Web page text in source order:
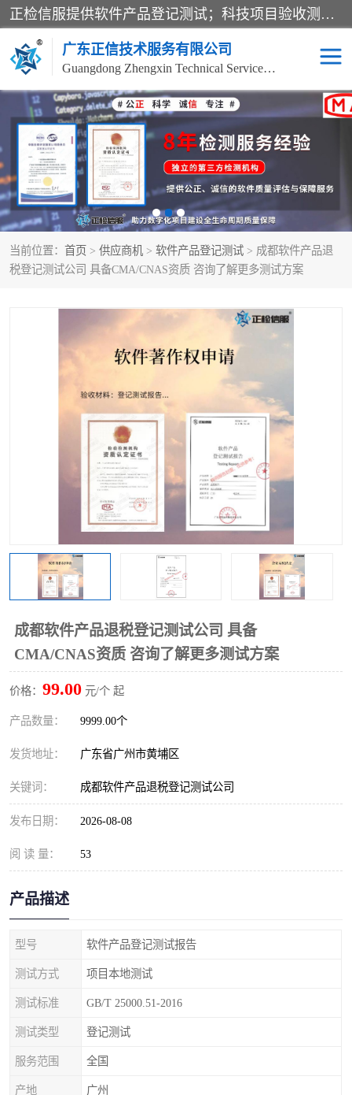
正检信服提供软件产品登记测试；科技项目验收测试；产品确认测试；功能测试；性能测试；安全测试；代码审计测试；漏洞扫描测试；渗透测试；风险评估测试；信息安全等级保护测评；双软认定；实验室建设质量体系建设；软件着作权、软件评测等服务。
广东正信技术服务有限公司
Guangdong Zhengxin Technical Service Co., Ltd
当前位置： 首页 > 供应商机 > 软件产品登记测试 > 成都软件产品退
税登记测试公司 具备CMA/CNAS资质 咨询了解更多测试方案
成都软件产品退税登记测试公司 具备
CMA/CNAS资质 咨询了解更多测试方案
价格： 99.00 元/个 起
产品数量： 9999.00个
发货地址： 广东省广州市黄埔区
关键词： 成都软件产品退税登记测试公司
发布日期： 2026-08-08
阅 读 量： 53
产品描述
型号 软件产品登记测试报告
测试方式 项目本地测试
测试标准 GB/T 25000.51-2016
测试类型 登记测试
服务范围 全国
产地 广州
电子政务验收测评 数字信息化验收测评
应用软件系统测试 信息系统漏洞扫描
科技成果鉴定测试 软件产品登记测试
信息安全风险评估 系统性能效率测试